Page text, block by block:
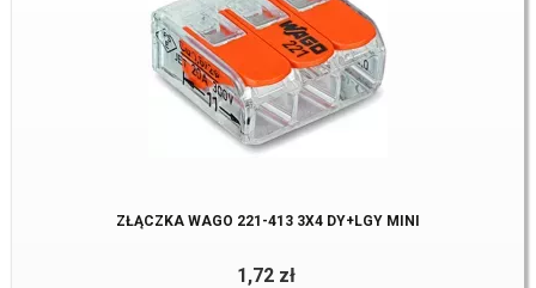
ZŁĄCZKA WAGO 221-413 3X4 DY+LGY MINI
1,72 zł